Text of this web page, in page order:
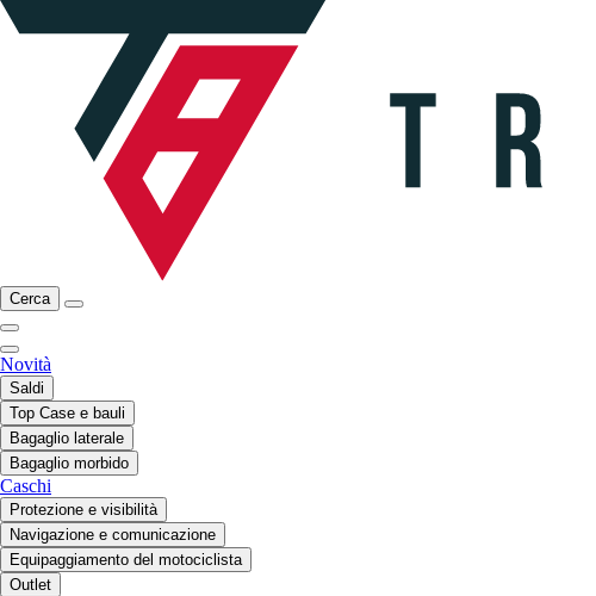
Cerca
Novità
Saldi
Top Case e bauli
Bagaglio laterale
Bagaglio morbido
Caschi
Protezione e visibilità
Navigazione e comunicazione
Equipaggiamento del motociclista
Outlet